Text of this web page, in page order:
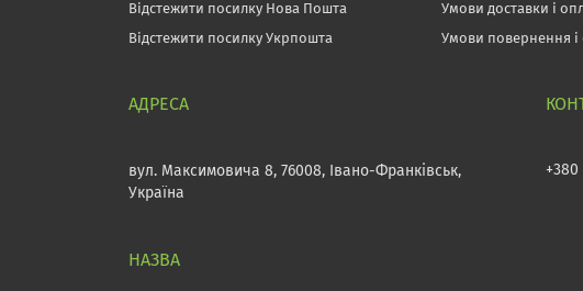
Відстежити посилку Нова Пошта
Відстежити посилку Укрпошта
Умови доставки і
Умови повернення і
вул. Максимовича 8, 76008, Івано-Франківськ,
Україна
+380